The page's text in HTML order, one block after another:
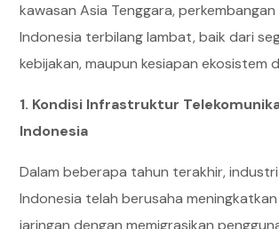
kawasan Asia Tenggara, perkembangan
Indonesia terbilang lambat, baik dari
kebijakan, maupun kesiapan ekosistem
1. Kondisi Infrastruktur
Indonesia
Dalam beberapa tahun terakhir,
Indonesia telah berusaha
jaringan dengan memigrasikan